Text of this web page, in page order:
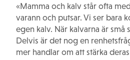
«Mamma och kalv står ofta
varann och putsar. Vi ser bara
egen kalv. När kalvarna är små
Delvis är det nog en
mer handlar om att stärka